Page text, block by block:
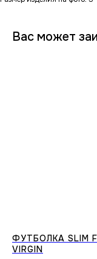
Вас может
ФУТБОЛКА SLIM
VIRGIN